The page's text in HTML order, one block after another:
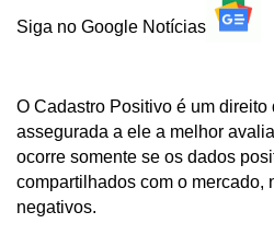
Siga no Google Notícias
O Cadastro Positivo é um
assegurada a ele a melhor
ocorre somente se os dados
compartilhados com o mercado,
negativos.